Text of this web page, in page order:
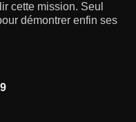
cette mission. Seul
démontrer enfin ses